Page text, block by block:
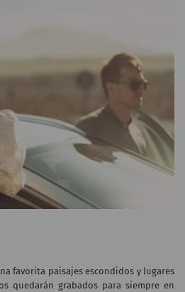
favorita paisajes escondidos y lugares
quedarán grabados para siempre en